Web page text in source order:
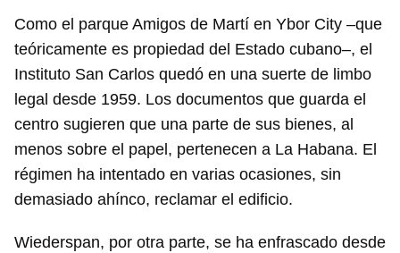
Como el parque Amigos de Martí en Ybor City –que
teóricamente es propiedad del Estado cubano–, el
Instituto San Carlos quedó en una suerte de limbo
legal desde 1959. Los documentos que guarda el
centro sugieren que una parte de sus bienes, al
menos sobre el papel, pertenecen a La Habana. El
régimen ha intentado en varias ocasiones, sin
demasiado ahínco, reclamar el edificio.
Wiederspan, por otra parte, se ha enfrascado desde